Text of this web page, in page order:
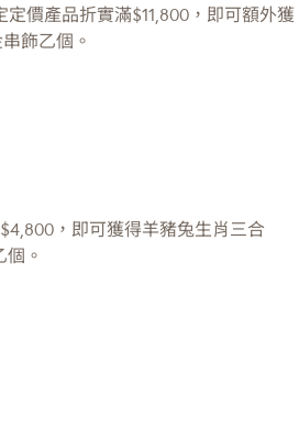
價產品折實滿$11,800，即可額外獲
飾乙個。
，即可獲得羊豬兔生肖三合
。